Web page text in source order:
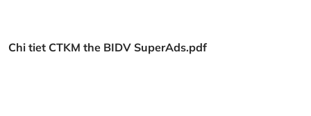
Chi tiet CTKM the BIDV SuperAds.pdf